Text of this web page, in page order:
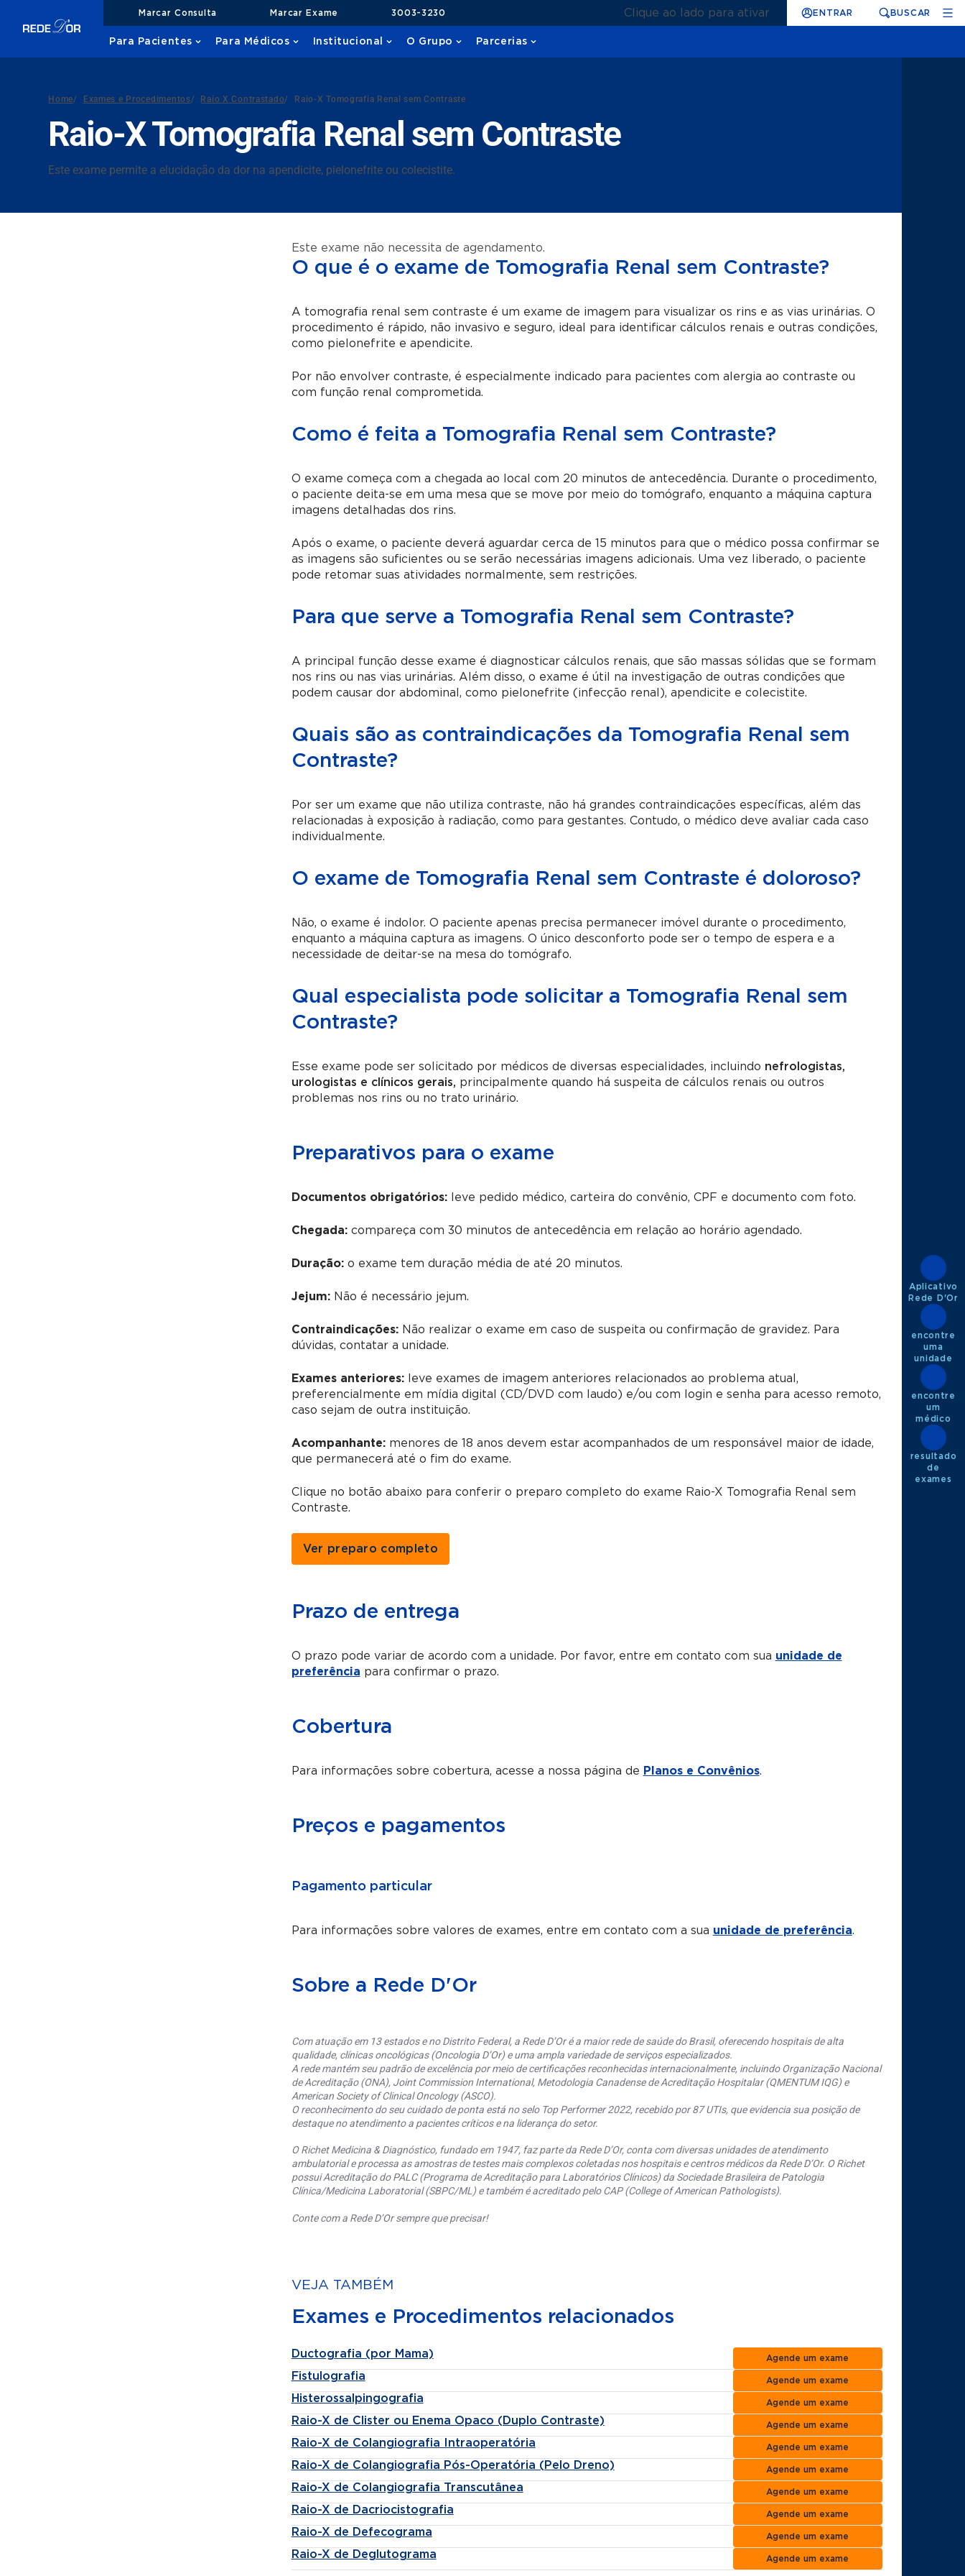
Marcar Consulta Marcar Exame 3003-3230 Clique ao lado para ativar ENTRAR BUSCAR
Para Pacientes Para Médicos Institucional O Grupo Parcerias
Home/ Exames e Procedimentos/ Raio X Contrastado/ Raio-X Tomografia Renal sem Contraste
Raio-X Tomografia Renal sem Contraste
Este exame permite a elucidação da dor na apendicite, pielonefrite ou colecistite.
Este exame não necessita de agendamento.
O que é o exame de Tomografia Renal sem Contraste?
A tomografia renal sem contraste é um exame de imagem para visualizar os rins e as vias urinárias. O
procedimento é rápido, não invasivo e seguro, ideal para identificar cálculos renais e outras condições,
como pielonefrite e apendicite.
Por não envolver contraste, é especialmente indicado para pacientes com alergia ao contraste ou
com função renal comprometida.
Como é feita a Tomografia Renal sem Contraste?
O exame começa com a chegada ao local com 20 minutos de antecedência. Durante o procedimento,
o paciente deita-se em uma mesa que se move por meio do tomógrafo, enquanto a máquina captura
imagens detalhadas dos rins.
Após o exame, o paciente deverá aguardar cerca de 15 minutos para que o médico possa confirmar se
as imagens são suficientes ou se serão necessárias imagens adicionais. Uma vez liberado, o paciente
pode retomar suas atividades normalmente, sem restrições.
Para que serve a Tomografia Renal sem Contraste?
A principal função desse exame é diagnosticar cálculos renais, que são massas sólidas que se formam
nos rins ou nas vias urinárias. Além disso, o exame é útil na investigação de outras condições que
podem causar dor abdominal, como pielonefrite (infecção renal), apendicite e colecistite.
Quais são as contraindicações da Tomografia Renal sem
Contraste?
Por ser um exame que não utiliza contraste, não há grandes contraindicações específicas, além das
relacionadas à exposição à radiação, como para gestantes. Contudo, o médico deve avaliar cada caso
individualmente.
O exame de Tomografia Renal sem Contraste é doloroso?
Não, o exame é indolor. O paciente apenas precisa permanecer imóvel durante o procedimento,
enquanto a máquina captura as imagens. O único desconforto pode ser o tempo de espera e a
necessidade de deitar-se na mesa do tomógrafo.
Qual especialista pode solicitar a Tomografia Renal sem
Contraste?
Esse exame pode ser solicitado por médicos de diversas especialidades, incluindo nefrologistas,
urologistas e clínicos gerais, principalmente quando há suspeita de cálculos renais ou outros
problemas nos rins ou no trato urinário.
Preparativos para o exame
Documentos obrigatórios:leve pedido médico, carteira do convênio, CPF e documento com foto.
Chegada:compareça com 30 minutos de antecedência em relação ao horário agendado.
Duração: o exame tem duração média de até 20 minutos.
Jejum:Não é necessário jejum.
Contraindicações: Não realizar o exame em caso de suspeita ou confirmação de gravidez. Para
dúvidas, contatar a unidade.
Exames anteriores:
leve exames de imagem anteriores relacionados ao problema atual,
preferencialmente em mídia digital (CD/DVD com laudo) e/ou com login e senha para acesso remoto,
caso sejam de outra instituição.
Acompanhante:menores de 18 anos devem estar acompanhados de um responsável maior de idade,
que permanecerá até o fim do exame.
Clique no botão abaixo para conferir o preparo completo do exame Raio-X Tomografia Renal sem
Contraste.
Ver preparo completo
Prazo de entrega
O prazo pode variar de acordo com a unidade. Por favor, entre em contato com sua unidade de
preferência para confirmar o prazo.
Cobertura
Para informações sobre cobertura, acesse a nossa página de Planos e Convênios.
Preços e pagamentos
Pagamento particular
Para informações sobre valores de exames, entre em contato com a sua unidade de preferência.
Sobre a Rede D'Or
Com atuação em 13 estados e no Distrito Federal, a Rede D’Or é a maior rede de saúde do Brasil, oferecendo hospitais de alta
qualidade, clínicas oncológicas (Oncologia D’Or) e uma ampla variedade de serviços especializados.
A rede mantém seu padrão de excelência por meio de certificações reconhecidas internacionalmente, incluindo Organização Nacional
de Acreditação (ONA), Joint Commission International, Metodologia Canadense de Acreditação Hospitalar (QMENTUM IQG) e
American Society of Clinical Oncology (ASCO).
O reconhecimento do seu cuidado de ponta está no selo Top Performer 2022, recebido por 87 UTIs, que evidencia sua posição de
destaque no atendimento a pacientes críticos e na liderança do setor.
O Richet Medicina & Diagnóstico, fundado em 1947, faz parte da Rede D’Or, conta com diversas unidades de atendimento
ambulatorial e processa as amostras de testes mais complexos coletadas nos hospitais e centros médicos da Rede D’Or. O Richet
possui Acreditação do PALC (Programa de Acreditação para Laboratórios Clínicos) da Sociedade Brasileira de Patologia
Clínica/Medicina Laboratorial (SBPC/ML) e também é acreditado pelo CAP (College of American Pathologists).
Conte com a Rede D’Or sempre que precisar!
VEJA TAMBÉM
Exames e Procedimentos relacionados
Ductografia (por Mama) Agende um exame
Fistulografia Agende um exame
Histerossalpingografia Agende um exame
Raio-X de Clister ou Enema Opaco (Duplo Contraste) Agende um exame
Raio-X de Colangiografia Intraoperatória Agende um exame
Raio-X de Colangiografia Pós-Operatória (Pelo Dreno) Agende um exame
Raio-X de Colangiografia Transcutânea Agende um exame
Raio-X de Dacriocistografia Agende um exame
Raio-X de Defecograma Agende um exame
Raio-X de Deglutograma Agende um exame
Aplicativo
Rede D'Or
encontre
uma
unidade
encontre
um
médico
resultado
de
exames